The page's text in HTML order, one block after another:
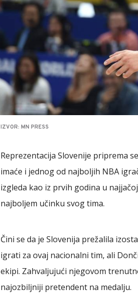
IZVOR: MN PRESS
Reprezentacija Slovenije priprema
imaće i jednog od najboljih NBA
izgleda kao iz prvih godina u
najboljem učinku svog tima.
Čini se da je Slovenija prežalila
igrati za ovaj nacionalni tim, ali
ekipi. Zahvaljujući njegovom
najozbiljniji pretendent na medalju.